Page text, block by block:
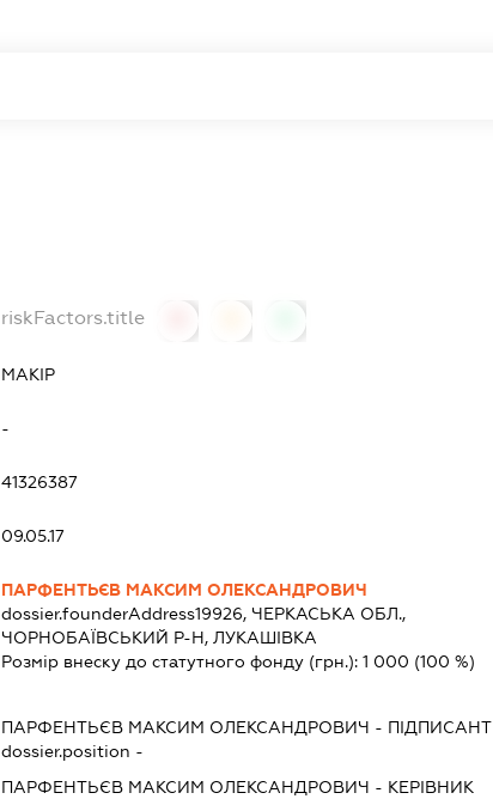
riskFactors.title
МАКІР
-
41326387
09.05.17
ПАРФЕНТЬЄВ МАКСИМ ОЛЕКСАНДРОВИЧ
dossier.founderAddress19926, ЧЕРКАСЬКА ОБЛ.,
ЧОРНОБАЇВСЬКИЙ Р-Н, ЛУКАШІВКА
Розмір внеску до статутного фонду (грн.): 1 000 (100 %)
ПАРФЕНТЬЄВ МАКСИМ ОЛЕКСАНДРОВИЧ - ПІДПИСАНТ
dossier.position -
ПАРФЕНТЬЄВ МАКСИМ ОЛЕКСАНДРОВИЧ - КЕРІВНИК